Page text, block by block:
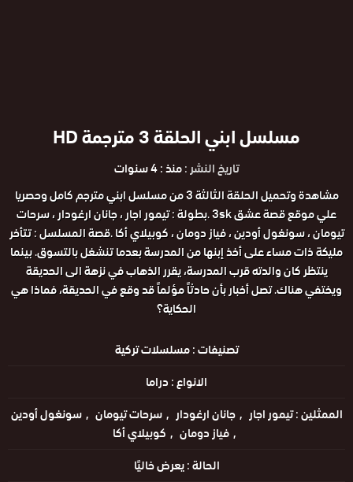
مسلسل ابني الحلقة 3 مترجمة HD
تاريخ النشر :منذ : 4 سنوات
مشاهدة وتحميل الحلقة الثالثة 3 من مسلسل ابني مترجم كامل وحصريا
علي موقع قصة عشق 3sk .بطولة : تيمور اجار ، جانان ارغودار ، سرحات
تيومان ، سونغول أودين ، فياز دومان ، كوبيلاي أكا .قصة المسلسل : تتأخر
مليكة ذات مساء على أخذ إبنها من المدرسة بعدما تنشغل بالتسوق. بينما
ينتظر كان والدته قرب المدرسة، يقرر الذهاب في نزهة الى الحديقة
ويختفي هناك. تصل أخبار بأن حادثاً مؤلماً قد وقع في الحديقة، فماذا هي
الحكاية؟
تصنيفات :مسلسلات تركية
الانواع :دراما
الممثلين :تيمور اجار جانان ارغودار سرحات تيومان
سونغول أودين
فياز دومان
كوبيلاي أكا
الحالة :يعرض خاليًا